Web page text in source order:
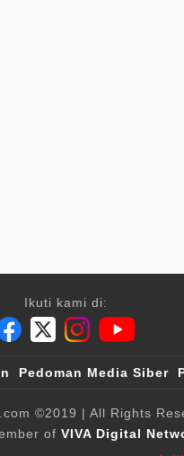
Ikuti kami di:
Pedoman Media Siber
©2019 | All Rights
of VIVA Digital